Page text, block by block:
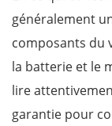
généralement
composants du
la batterie et le
lire
garantie pour